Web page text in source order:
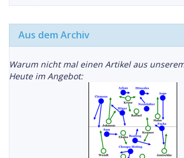
Aus dem Archiv
Warum nicht mal einen Artikel aus
Heute im Angebot: